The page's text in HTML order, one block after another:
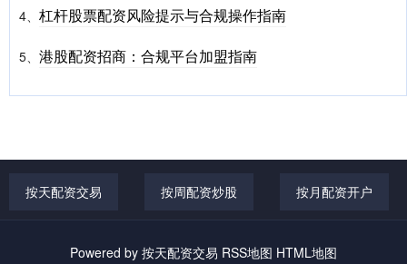
4、 杠杆股票配资风险提示与合规操作指南
5、 港股配资招商：合规平台加盟指南
按天配资交易 按周配资炒股 按月配资开户
Powered by 按天配资交易 RSS地图 HTML地图